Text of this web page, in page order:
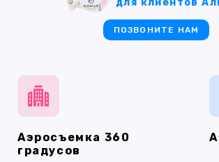
Аэросъемка 360
градусов
для клиентов
ПОЗВОНИТЕ НАМ